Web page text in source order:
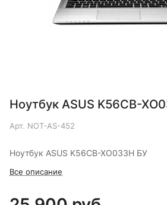
Ноутбук ASUS K56CB-
Арт. NOT-AS-452
Ноутбук ASUS K56CB-XO033H БУ
Все описание